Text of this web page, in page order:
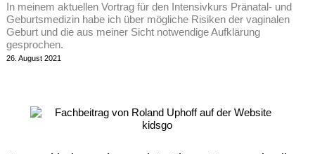
In meinem aktuellen Vortrag für den Intensivkurs Pränatal- und
Geburtsmedizin habe ich über mögliche Risiken der vaginalen
Geburt und die aus meiner Sicht notwendige Aufklärung
gesprochen.
26. August 2021